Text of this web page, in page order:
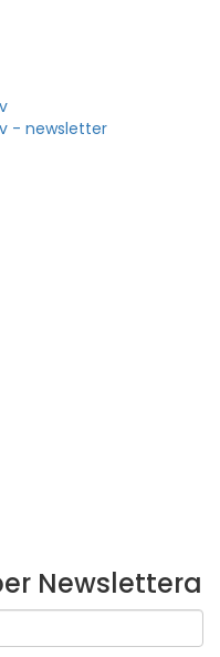
- newsletter
Newslettera